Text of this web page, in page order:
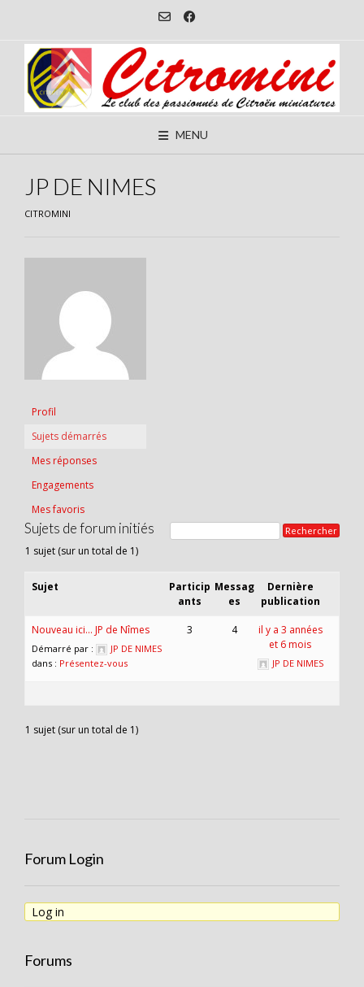
content
MENU
JP DE NIMES
CITROMINI
Profil
Sujets démarrés
Mes réponses
Engagements
Mes favoris
Sujets de forum initiés
1 sujet (sur un total de 1)
Sujet
Particip
ants
Messag
es
Dernière
publication
Nouveau ici… JP de Nîmes
Démarré par :
JP DE NIMES
dans : Présentez-vous
3 4
il y a 3 années
et 6 mois
JP DE NIMES
1 sujet (sur un total de 1)
Forum Login
Log in
Forums